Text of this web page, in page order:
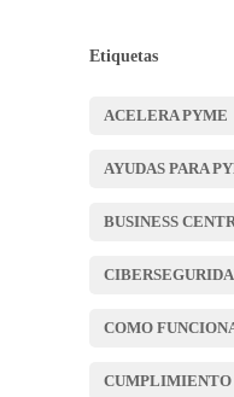
Etiquetas
ACELERA PYME
AYUDAS PARA
BUSINESS
COMO
CUMPLIMIENTO